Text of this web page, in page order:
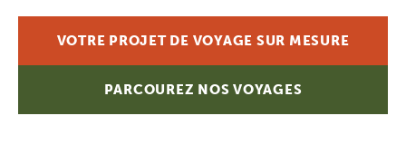
VOTRE PROJET DE VOYAGE SUR MESURE
PARCOUREZ NOS VOYAGES